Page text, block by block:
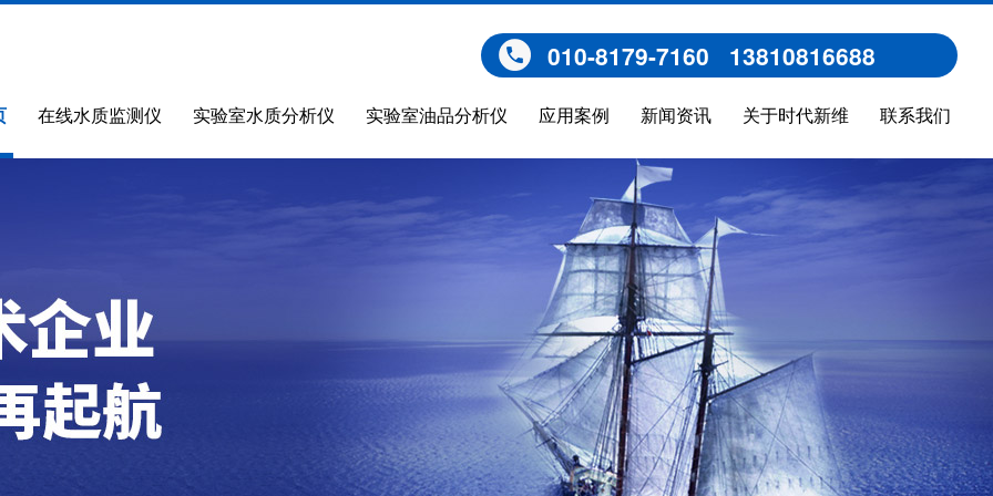
010-8179-7160 13810816688
在线水质监测仪 实验室水质分析仪 实验室油品分析仪 应用案例 新闻资讯 关于时代新维 联系我们